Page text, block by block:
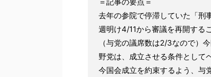
去年の参院で停滞していた「刑
週明け4/11から審議を再開する
（与党の議席数は2/3なので）
野党は、成立させる条件として
今国会成立を約束するよう、与